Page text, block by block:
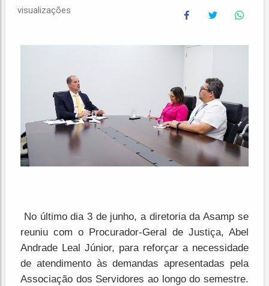
visualizações
No último dia 3 de junho, a diretoria da Asamp se
reuniu com o Procurador-Geral de Justiça, Abel
Andrade Leal Júnior, para reforçar a necessidade
de atendimento às demandas apresentadas pela
Associação dos Servidores ao longo do semestre.